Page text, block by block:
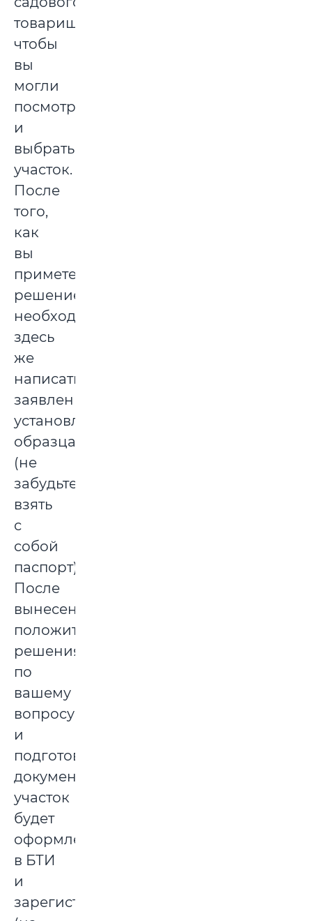
товарищества,
чтобы
вы
могли
посмотреть
и
выбрать
участок.
После
того,
как
вы
примете
решение,
необходимо
здесь
же
написать
заявление
установленного
образца
(не
забудьте
взять
с
собой
паспорт).
После
вынесения
положительного
решения
по
вашему
вопросу
и
подготовки
документации
участок
будет
оформлен
в БТИ
и
зарегистрирован